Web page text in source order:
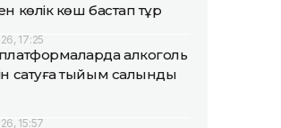
көлік көш бастап тұр
17:25
алкоголь
сатуға тыйым салынды
15:57